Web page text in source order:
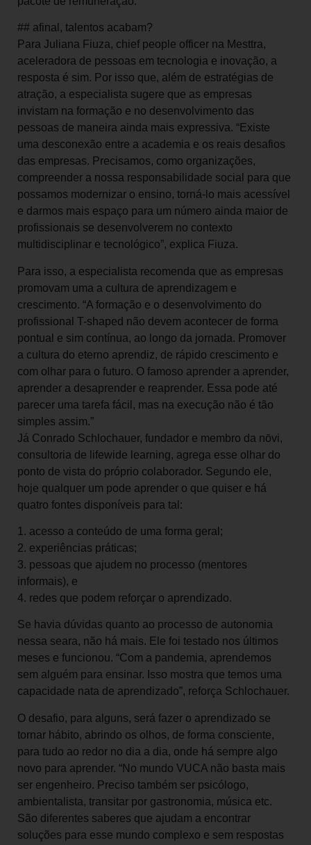
## afinal, talentos acabam?
Para Juliana Fiuza, chief people officer na Mesttra,
aceleradora de pessoas em tecnologia e inovação, a
resposta é sim. Por isso que, além de estratégias de
atração, a especialista sugere que as empresas
invistam na formação e no desenvolvimento das
pessoas de maneira ainda mais expressiva. “Existe
uma desconexão entre a academia e os reais desafios
das empresas. Precisamos, como organizações,
compreender a nossa responsabilidade social para que
possamos modernizar o ensino, torná-lo mais acessível
e darmos mais espaço para um número ainda maior de
profissionais se desenvolverem no contexto
multidisciplinar e tecnológico”, explica Fiuza.
Para isso, a especialista recomenda que as empresas
promovam uma a cultura de aprendizagem e
crescimento. “A formação e o desenvolvimento do
profissional T-shaped não devem acontecer de forma
pontual e sim contínua, ao longo da jornada. Promover
a cultura do eterno aprendiz, de rápido crescimento e
com olhar para o futuro. O famoso aprender a aprender,
aprender a desaprender e reaprender. Essa pode até
parecer uma tarefa fácil, mas na execução não é tão
simples assim.”
Já Conrado Schlochauer, fundador e membro da nōvi,
consultoria de lifewide learning, agrega esse olhar do
ponto de vista do próprio colaborador. Segundo ele,
hoje qualquer um pode aprender o que quiser e há
quatro fontes disponíveis para tal:
1. acesso a conteúdo de uma forma geral;
2. experiências práticas;
3. pessoas que ajudem no processo (mentores
informais), e
4. redes que podem reforçar o aprendizado.
Se havia dúvidas quanto ao processo de autonomia
nessa seara, não há mais. Ele foi testado nos últimos
meses e funcionou. “Com a pandemia, aprendemos
sem alguém para ensinar. Isso mostra que temos uma
capacidade nata de aprendizado”, reforça Schlochauer.
O desafio, para alguns, será fazer o aprendizado se
tornar hábito, abrindo os olhos, de forma consciente,
para tudo ao redor no dia a dia, onde há sempre algo
novo para aprender. “No mundo VUCA não basta mais
ser engenheiro. Preciso também ser psicólogo,
ambientalista, transitar por gastronomia, música etc.
São diferentes saberes que ajudam a encontrar
soluções para esse mundo complexo e sem respostas